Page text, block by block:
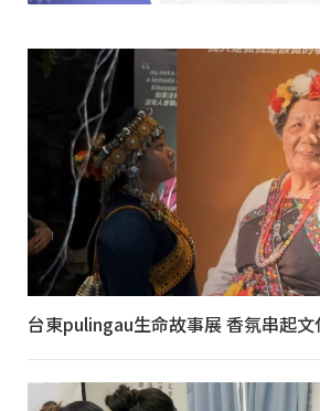
台東pulingau生命故事展 香氛串起文